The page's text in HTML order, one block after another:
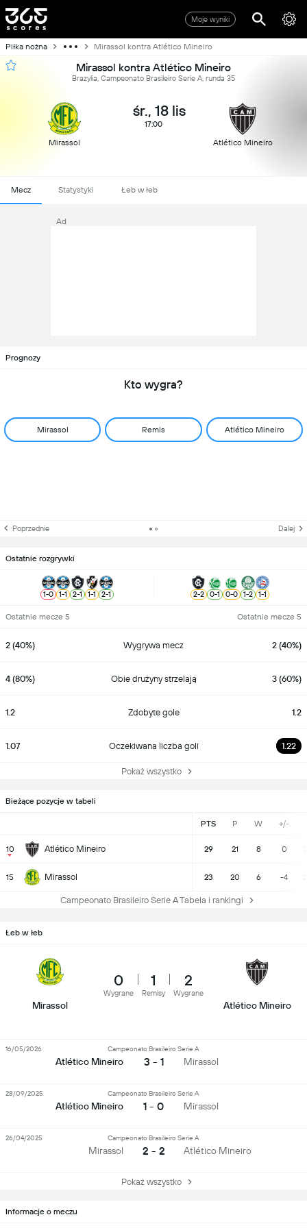
Moje wyniki
Piłka nożna Mirassol kontra Atlético Mineiro
Mirassol kontra Atlético Mineiro
Brazylia, Campeonato Brasileiro Serie A, runda 35
Mirassol
śr., 18 lis
17:00
Atlético Mineiro
Mecz Statystyki Łeb w łeb
Ad
Prognozy
Kto wygra?
Mirassol Remis Atlético Mineiro
Poprzednie Dalej
Ostatnie rozgrywki
1-0 1-1 2-1 1-1 2-1 2-2 0-1 0-0 1-2 1-1
Ostatnie mecze 5 Ostatnie mecze 5
2 (40%) Wygrywa mecz 2 (40%)
4 (80%) Obie drużyny strzelają 3 (60%)
1.2 Zdobyte gole 1.2
1.07 Oczekiwana liczba goli 1.22
Pokaż wszystko
Bieżące pozycje w tabeli
PTS P W +/-
10 Atlético Mineiro 29 21 8 0
15 Mirassol 23 20 6 -4
Campeonato Brasileiro Serie A Tabela i rankingi
Informacje o meczu
Łeb w łeb
Mirassol
0
Wygrane
1
Remisy
2
Wygrane
Atlético Mineiro
Atlético Mineiro
Campeonato Brasileiro Serie A
3 - 1 Mirassol
16/05/2026
Atlético Mineiro
Campeonato Brasileiro Serie A
1 - 0 Mirassol
28/09/2025
Mirassol
Campeonato Brasileiro Serie A
2 - 2 Atlético Mineiro
26/04/2025
Pokaż wszystko